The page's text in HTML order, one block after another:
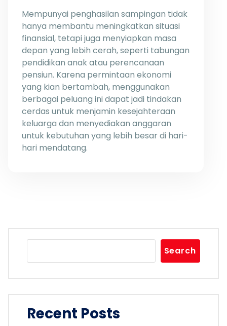
Mempunyai penghasilan sampingan tidak
hanya membantu meningkatkan situasi
finansial, tetapi juga menyiapkan masa
depan yang lebih cerah, seperti tabungan
pendidikan anak atau perencanaan
pensiun. Karena permintaan ekonomi
yang kian bertambah, menggunakan
berbagai peluang ini dapat jadi tindakan
cerdas untuk menjamin kesejahteraan
keluarga dan menyediakan anggaran
untuk kebutuhan yang lebih besar di hari-
hari mendatang.
Search
Recent Posts